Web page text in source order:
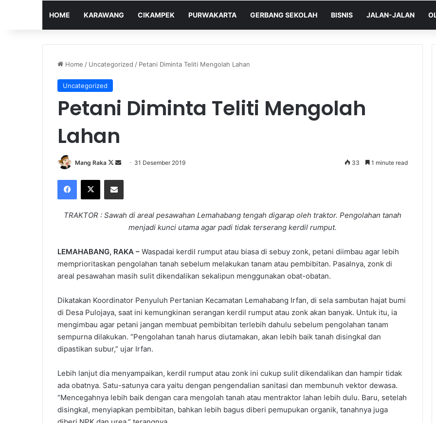
HOME KARAWANG CIKAMPEK PURWAKARTA GERBANG SEKOLAH BISNIS JALAN-JALAN
Home / Uncategorized / Petani Diminta Teliti Mengolah Lahan
Uncategorized
Petani Diminta Teliti Mengolah
Lahan
Mang Raka
Follow
X
Send 31 Desember 2019 33 1 minute read
Facebook
X Share via Email
TRAKTOR : Sawah di areal pesawahan Lemahabang tengah digarap oleh traktor. Pengolahan tanah
menjadi kunci utama agar padi tidak terserang kerdil rumput.
LEMAHABANG, RAKA – Waspadai kerdil rumput atau biasa di sebuy zonk, petani diimbau agar lebih
memprioritaskan pengolahan tanah sebelum melakukan tanam atau pembibitan. Pasalnya, zonk di
areal pesawahan masih sulit dikendalikan sekalipun menggunakan obat-obatan.
Dikatakan Koordinator Penyuluh Pertanian Kecamatan Lemahabang Irfan, di sela sambutan hajat bumi
di Desa Pulojaya, saat ini kemungkinan serangan kerdil rumput atau zonk akan banyak. Untuk itu, ia
mengimbau agar petani jangan membuat pembibitan terlebih dahulu sebelum pengolahan tanam
sempurna dilakukan. “Pengolahan tanah harus diutamakan, akan lebih baik tanah disingkal dan
dipastikan subur,” ujar Irfan.
Lebih lanjut dia menyampaikan, kerdil rumput atau zonk ini cukup sulit dikendalikan dan hampir tidak
ada obatnya. Satu-satunya cara yaitu dengan pengendalian sanitasi dan membunuh vektor dewasa.
“Mencegahnya lebih baik dengan cara mengolah tanah atau mentraktor lahan lebih dulu. Baru, setelah
disingkal, menyiapkan pembibitan, bahkan lebih bagus diberi pemupukan organik, tanahnya juga